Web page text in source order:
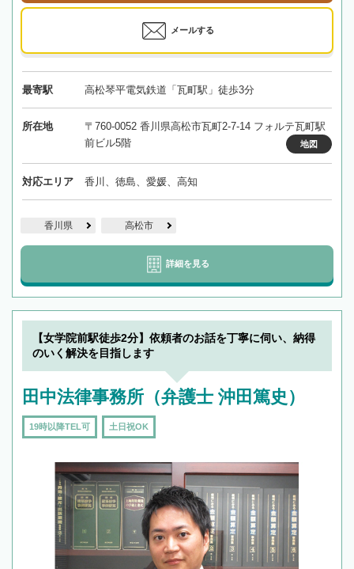
メールする
最寄駅 高松琴平電気鉄道「瓦町駅」徒歩3分
所在地
〒760-0052 香川県高松市瓦町2-7-14 フォルテ瓦町駅
前ビル5階
地図
対応エリア 香川、徳島、愛媛、高知
香川県 高松市
詳細を見る
【女学院前駅徒歩2分】依頼者のお話を丁寧に伺い、納得
のいく解決を目指します
田中法律事務所（弁護士 沖田篤史）
19時以降TEL可 土日祝OK